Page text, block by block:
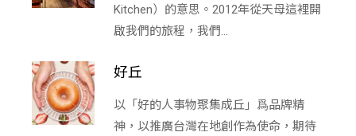
Kitchen）的意思。2012年從天母這裡開
啟我們的旅程，我們...
好丘
以「好的人事物聚集成丘」爲品牌精
神，以推廣台灣在地創作為使命，期待